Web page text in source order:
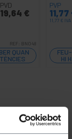
PVD
19,64 €
REF: BN048
QUAN
PVP
11,77
11,77 €
HI